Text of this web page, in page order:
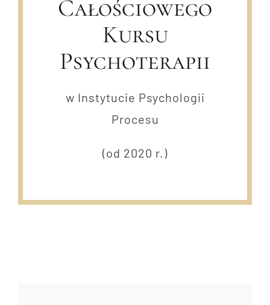
Całościowego
Kursu
Psychoterapii
w Instytucie Psychologii
Procesu
(od 2020 r.)